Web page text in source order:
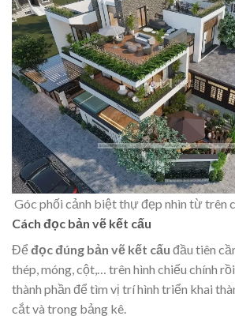
Góc phối cảnh biệt thự đẹp nhìn từ trên
Cách đọc bản vẽ kết cấu
Để đọc đúng bản vẽ kết cấu đầu tiên
thép, móng, cột,… trên hình chiếu chính
thành phần để tìm vị trí hình triển khai
cắt và trong bảng kê.